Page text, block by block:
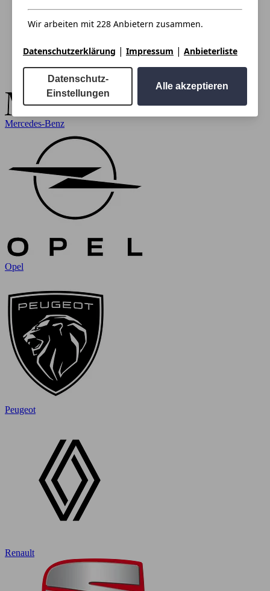
Mercedes-Benz
Opel
Peugeot
Renault
Wir arbeiten mit 228 Anbietern zusammen.
Datenschutzerklärung | Impressum | Anbieterliste
Datenschutz-
Einstellungen
Alle akzeptieren